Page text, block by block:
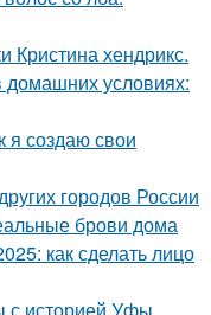
Кристина хендрикс.
домашних условиях:
я создаю свои
городов России
брови дома
как сделать лицо
с историей Уфы